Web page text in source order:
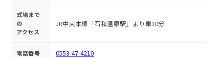
式場まで
の
アクセス
JR中央本線「石和温泉駅」より車10分
電話番号 0553-47-4210